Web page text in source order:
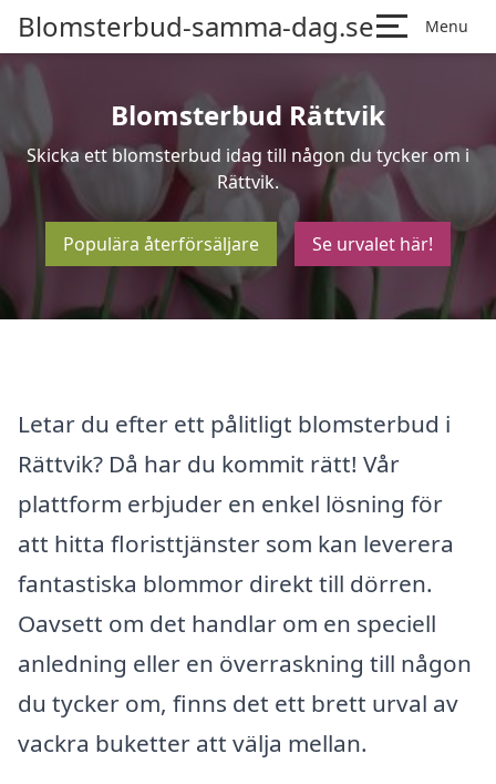
Blomsterbud-samma-dag.se Menu
Blomsterbud Rättvik
Skicka ett blomsterbud idag till någon du tycker om i
Rättvik.
Populära återförsäljare Se urvalet här!
Letar du efter ett pålitligt blomsterbud i
Rättvik? Då har du kommit rätt! Vår
plattform erbjuder en enkel lösning för
att hitta floristtjänster som kan leverera
fantastiska blommor direkt till dörren.
Oavsett om det handlar om en speciell
anledning eller en överraskning till någon
du tycker om, finns det ett brett urval av
vackra buketter att välja mellan.